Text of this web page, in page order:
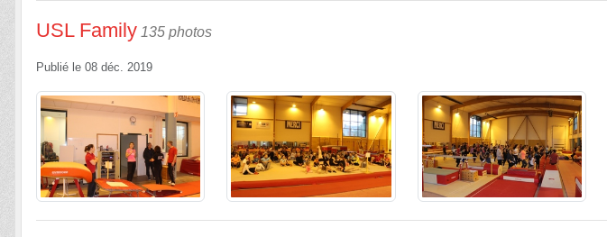
USL Family 135 photos
Publié le 08 déc. 2019